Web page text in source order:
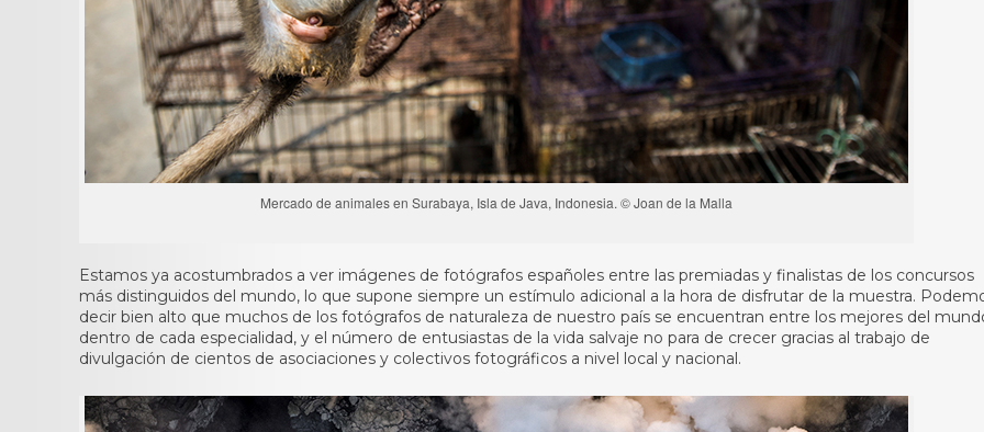
Mercado de animales en Surabaya, Isla de Java, Indonesia. © Joan de la Malla
Estamos ya acostumbrados a ver imágenes de fotógrafos españoles entre las premiadas y finalistas de los concursos
más distinguidos del mundo, lo que supone siempre un estímulo adicional a la hora de disfrutar de la muestra.
decir bien alto que muchos de los fotógrafos de naturaleza de nuestro país se encuentran entre los mejores del
dentro de cada especialidad, y el número de entusiastas de la vida salvaje no para de crecer gracias al trabajo de
divulgación de cientos de asociaciones y colectivos fotográficos a nivel local y nacional.